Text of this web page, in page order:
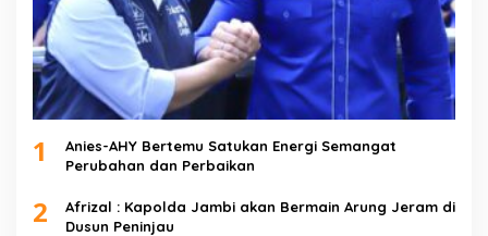
1
Anies-AHY Bertemu Satukan Energi Semangat
Perubahan dan Perbaikan
2
Afrizal : Kapolda Jambi akan Bermain Arung Jeram di
Dusun Peninjau